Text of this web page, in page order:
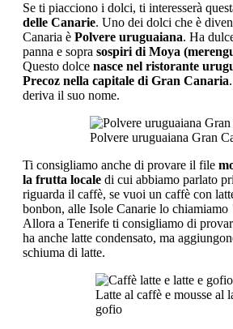
Se ti piacciono i dolci, ti interesserà
delle Canarie. Uno dei dolci che è
Canaria è Polvere uruguaiana. Ha
panna e sopra sospiri di Moya
Questo dolce nasce nel ristorante
Precoz nella capitale di Gran Canaria
deriva il suo nome.
Polvere uruguaiana Gran
Ti consigliamo anche di provare il file
la frutta locale di cui abbiamo parlato
riguarda il caffè, se vuoi un caffè con
bonbon, alle Isole Canarie lo chiamiamo
Allora a Tenerife ti consigliamo di
ha anche latte condensato, ma
schiuma di latte.
Latte al caffè e mousse al
gofio